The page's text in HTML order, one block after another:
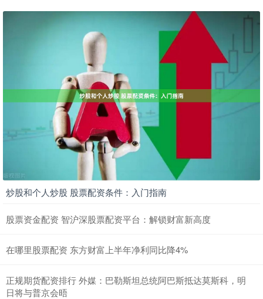
炒股和个人炒股 股票配资条件：入门指南
股票资金配资 智沪深股票配资平台：解锁财富新高度
在哪里股票配资 东方财富上半年净利同比降4%
正规期货配资排行 外媒：巴勒斯坦总统阿巴斯抵达莫斯科，明
日将与普京会晤